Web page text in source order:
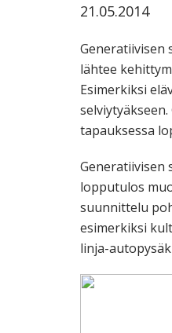
21.05.2014
Generatiivisen
lähtee
Esimerkiksi
tapauksessa
Generatiivisen
lopputulos
suunnittelu
esimerkiksi
linja-